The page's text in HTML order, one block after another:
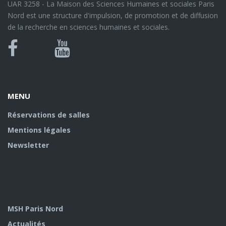
UAR 3258 - La Maison des Sciences Humaines et sociales Paris
Nord est une structure d'impulsion, de promotion et de diffusion
de la recherche en sciences humaines et sociales.
Bluesky
Canal
MENU
Réservations de salles
Mentions légales
Newsletter
MSH Paris Nord
Actualités